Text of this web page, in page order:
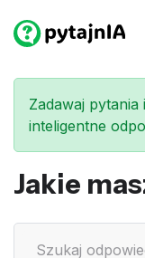
Zadawaj
inteligentne
Jakie